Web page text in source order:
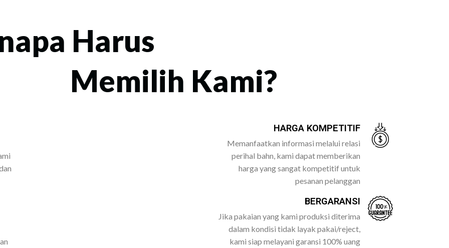
Harus
Memilih Kami?
HARGA KOMPETITIF
Memanfaatkan informasi melalui relasi
perihal bahn, kami dapat memberikan
harga yang sangat kompetitif untuk
pesanan pelanggan
BERGARANSI
Jika pakaian yang kami produksi diterima
dalam kondisi tidak layak pakai/reject,
kami siap melayani garansi 100% uang